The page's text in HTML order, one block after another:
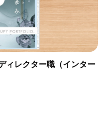
ィレクター職（インター